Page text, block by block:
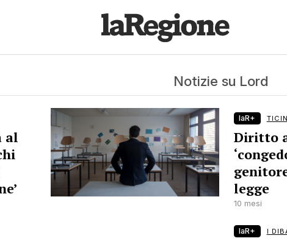
Notizie su Lord
al
laR+
Diritto
legge
10 mesi
laR+ I